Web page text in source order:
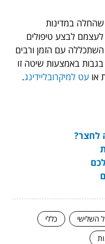
שהחלה במדינות
לעצמם לבצע טיפולים
השתכללה עם הזמן ורבים
באמצעות שיטה זו
או עט למיקרובליידינג.
לחצר?
השלישי
כללי